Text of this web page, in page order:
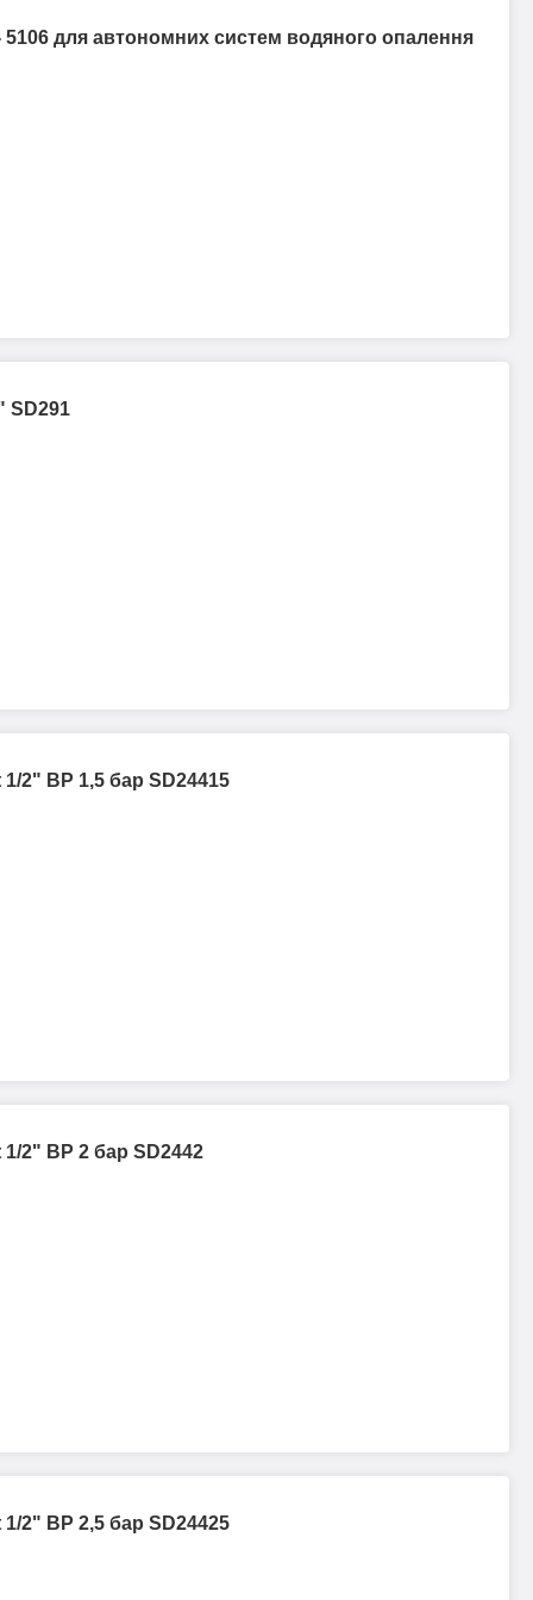
5106 для автономних систем водяного опалення
SD291
2" ВР 1,5 бар SD24415
2" ВР 2 бар SD2442
2" ВР 2,5 бар SD24425